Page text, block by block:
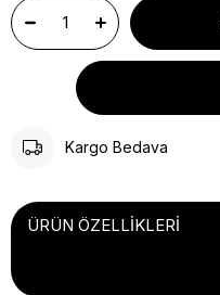
Kargo Bedava
ÜRÜN ÖZELLIKLERI